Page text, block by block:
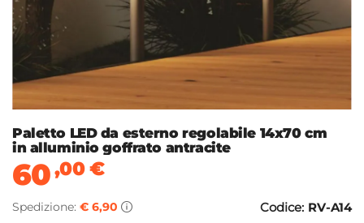
Paletto LED da esterno regolabile 14x70 cm
in alluminio goffrato antracite
60,00€
Spedizione: € 6,90 Codice: RV-A14